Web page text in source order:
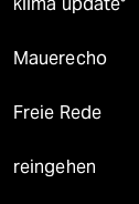
Mauerecho
Freie Rede
reingehen